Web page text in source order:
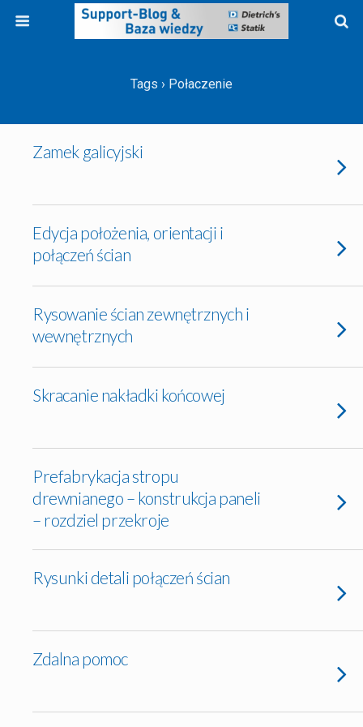
Tags › Połaczenie
Zamek galicyjski
Edycja położenia, orientacji i
połączeń ścian
Rysowanie ścian zewnętrznych i
wewnętrznych
Skracanie nakładki końcowej
Prefabrykacja stropu
drewnianego – konstrukcja paneli
– rozdziel przekroje
Rysunki detali połączeń ścian
Zdalna pomoc